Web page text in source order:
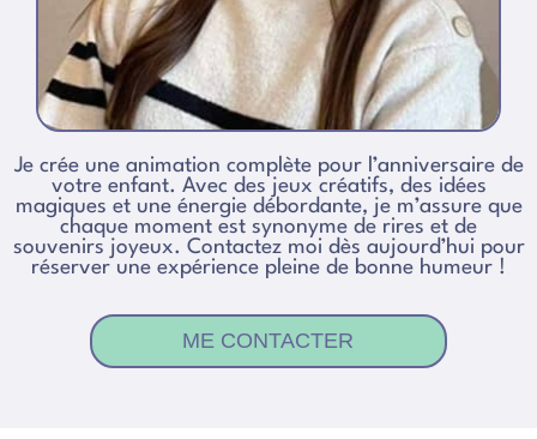
Je crée une animation complète pour l’anniversaire de
votre enfant. Avec des jeux créatifs, des idées
magiques et une énergie débordante, je m’assure que
chaque moment est synonyme de rires et de
souvenirs joyeux. Contactez moi dès aujourd’hui pour
réserver une expérience pleine de bonne humeur !
ME CONTACTER